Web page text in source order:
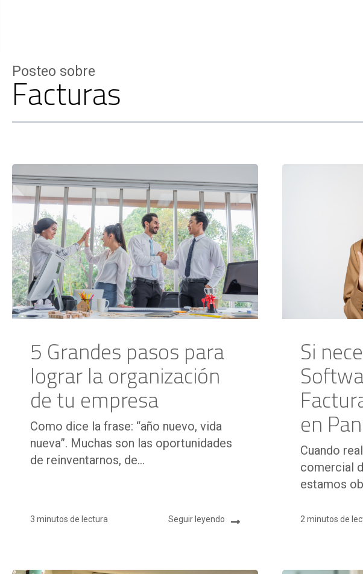
Posteo sobre
Facturas
5 Grandes pasos para
lograr la organización
de tu empresa
Como dice la frase: “año nuevo, vida
nueva”. Muchas son las oportunidades
de reinventarnos, de...
3 minutos de lectura Seguir leyendo
Si
en
Cuando
comercial
estamos
2 minutos de